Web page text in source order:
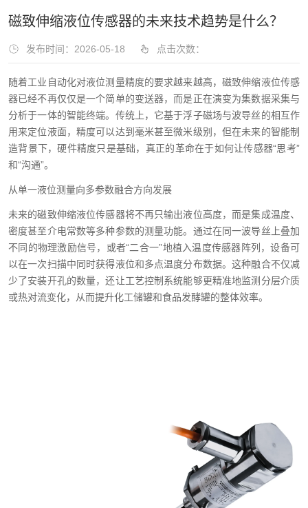
磁致伸缩液位传感器的未来技术趋势是什么？
发布时间：2026-05-18 点击次数：
随着工业自动化对液位测量精度的要求越来越高，磁致伸缩液位传感
器已经不再仅仅是一个简单的变送器，而是正在演变为集数据采集与
分析于一体的智能终端。传统上，它基于浮子磁场与波导丝的相互作
用来定位液面，精度可以达到毫米甚至微米级别，但在未来的智能制
造背景下，硬件精度只是基础，真正的革命在于如何让传感器“思考”
和“沟通”。
从单一液位测量向多参数融合方向发展
未来的磁致伸缩液位传感器将不再只输出液位高度，而是集成温度、
密度甚至介电常数等多种参数的测量功能。通过在同一波导丝上叠加
不同的物理激励信号，或者“二合一”地植入温度传感器阵列，设备可
以在一次扫描中同时获得液位和多点温度分布数据。这种融合不仅减
少了安装开孔的数量，还让工艺控制系统能够更精准地监测分层介质
或热对流变化，从而提升化工储罐和食品发酵罐的整体效率。